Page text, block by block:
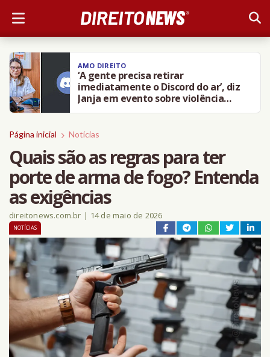
AMO DIREITO
‘A gente precisa retirar
imediatamente o Discord do ar’, diz
Janja em evento sobre violência
contra crianças
Página inicial Notícias
Quais são as regras para ter
porte de arma de fogo? Entenda
as exigências
direitonews.com.br | 14 de maio de 2026
NOTÍCIAS